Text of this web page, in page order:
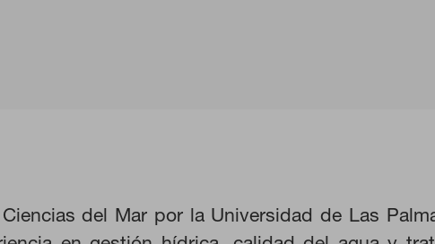
del Mar por la Universidad de Las